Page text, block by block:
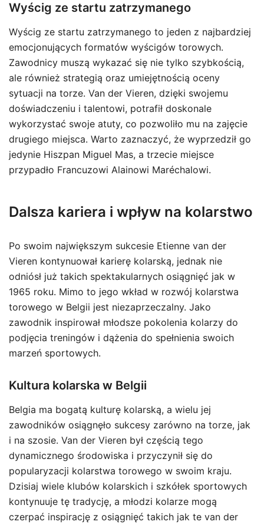
Wyścig ze startu zatrzymanego
Wyścig ze startu zatrzymanego to jeden z najbardziej
emocjonujących formatów wyścigów torowych.
Zawodnicy muszą wykazać się nie tylko szybkością,
ale również strategią oraz umiejętnością oceny
sytuacji na torze. Van der Vieren, dzięki swojemu
doświadczeniu i talentowi, potrafił doskonale
wykorzystać swoje atuty, co pozwoliło mu na zajęcie
drugiego miejsca. Warto zaznaczyć, że wyprzedził go
jedynie Hiszpan Miguel Mas, a trzecie miejsce
przypadło Francuzowi Alainowi Maréchalowi.
Dalsza kariera i wpływ na kolarstwo
Po swoim największym sukcesie Etienne van der
Vieren kontynuował karierę kolarską, jednak nie
odniósł już takich spektakularnych osiągnięć jak w
1965 roku. Mimo to jego wkład w rozwój kolarstwa
torowego w Belgii jest niezaprzeczalny. Jako
zawodnik inspirował młodsze pokolenia kolarzy do
podjęcia treningów i dążenia do spełnienia swoich
marzeń sportowych.
Kultura kolarska w Belgii
Belgia ma bogatą kulturę kolarską, a wielu jej
zawodników osiągnęło sukcesy zarówno na torze, jak
i na szosie. Van der Vieren był częścią tego
dynamicznego środowiska i przyczynił się do
popularyzacji kolarstwa torowego w swoim kraju.
Dzisiaj wiele klubów kolarskich i szkółek sportowych
kontynuuje tę tradycję, a młodzi kolarze mogą
czerpać inspirację z osiągnięć takich jak te van der